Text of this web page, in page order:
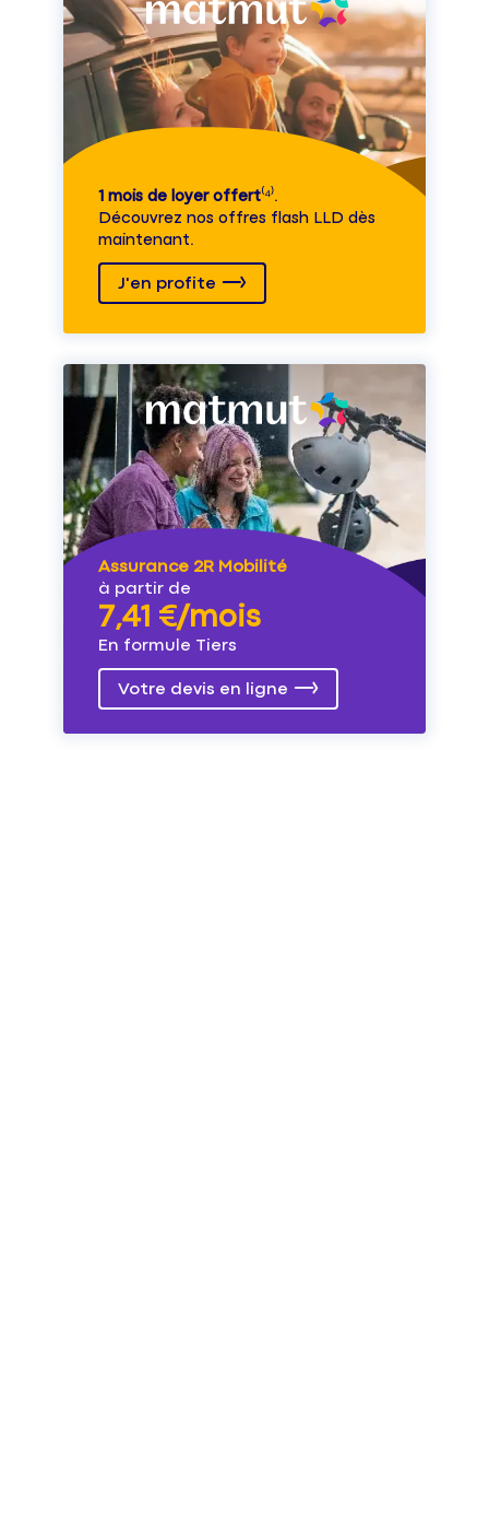
1 mois de loyer offert⁽⁴⁾.
Découvrez nos offres flash LLD dès
maintenant.
J'en profite
Assurance 2R Mobilité
à partir de
7,41 €/mois
En formule Tiers
Votre devis en ligne